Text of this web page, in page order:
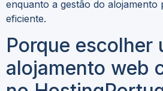
enquanto a gestão do alojamento
eficiente.
Porque escolher
alojamento web